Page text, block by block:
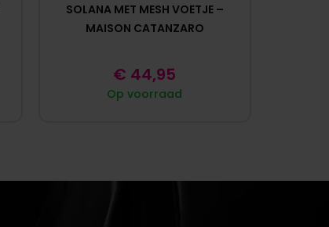
SOLANA MET MESH VOETJE –
MAISON CATANZARO
Op voorraad
€ 44,95